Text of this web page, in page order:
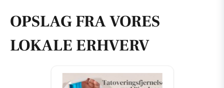
OPSLAG FRA VORES
LOKALE ERHVERV